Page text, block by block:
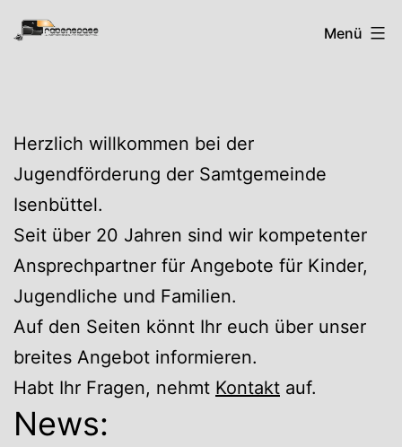
Zum
Inhalt
RabenspassMenü
Herzlich willkommen bei der
Jugendförderung der Samtgemeinde
Isenbüttel.
Seit über 20 Jahren sind wir kompetenter
Ansprechpartner für Angebote für Kinder,
Jugendliche und Familien.
Auf den Seiten könnt Ihr euch über unser
breites Angebot informieren.
Habt Ihr Fragen, nehmt Kontakt auf.
News: